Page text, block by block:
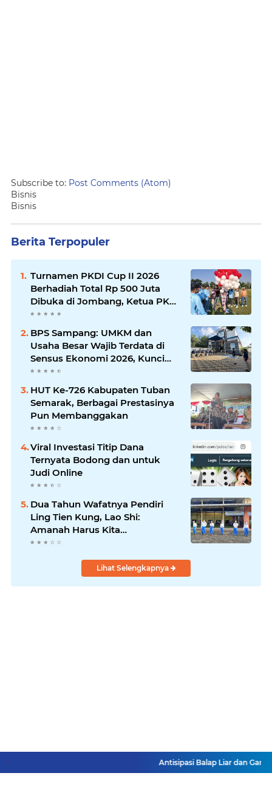
Subscribe to: Post Comments (Atom)
Bisnis
Bisnis
Berita Terpopuler
Turnamen PKDI Cup II 2026
Berhadiah Total Rp 500 Juta
Dibuka di Jombang, Ketua PKDI
Jatim Syaifullah Mahdi: Ajang
Komunikasi Antar-Kades untuk
Memajukan Desa
BPS Sampang: UMKM dan
Usaha Besar Wajib Terdata di
Sensus Ekonomi 2026, Kunci
Kebijakan Tepat Sasaran
HUT Ke-726 Kabupaten Tuban
Semarak, Berbagai Prestasinya
Pun Membanggakan
Viral Investasi Titip Dana
Ternyata Bodong dan untuk
Judi Online
Dua Tahun Wafatnya Pendiri
Ling Tien Kung, Lao Shi:
Amanah Harus Kita
Laksanakan!
Lihat Selengkapnya
Antisipasi Balap Liar dan